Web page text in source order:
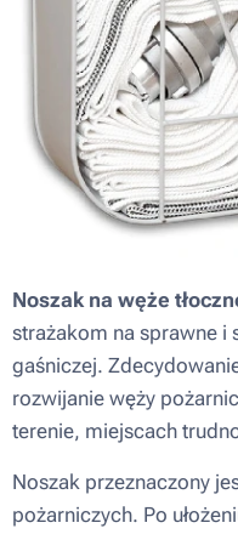
Noszak na węże
strażakom na sprawne i
gaśniczej.
rozwijanie węży
terenie, miejscach
Noszak przeznaczony
pożarniczych. Po